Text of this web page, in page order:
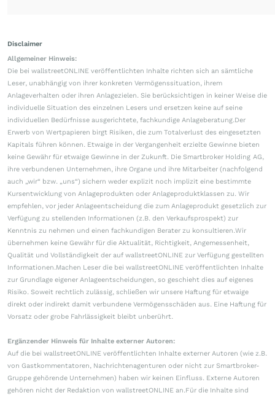
Disclaimer
Allgemeiner Hinweis:
Die bei wallstreetONLINE veröffentlichten Inhalte richten sich an sämtliche
Leser, unabhängig von ihrer konkreten Vermögenssituation, ihrem
Anlageverhalten oder ihren Anlagezielen. Sie berücksichtigen in keiner Weise die
individuelle Situation des einzelnen Lesers und ersetzen keine auf seine
individuellen Bedürfnisse ausgerichtete, fachkundige Anlageberatung.Der
Erwerb von Wertpapieren birgt Risiken, die zum Totalverlust des eingesetzten
Kapitals führen können. Etwaige in der Vergangenheit erzielte Gewinne bieten
keine Gewähr für etwaige Gewinne in der Zukunft. Die Smartbroker Holding AG,
ihre verbundenen Unternehmen, ihre Organe und ihre Mitarbeiter (nachfolgend
auch „wir“ bzw. „uns“) sichern weder explizit noch implizit eine bestimmte
Kursentwicklung von Anlageprodukten oder Anlageproduktklassen zu. Wir
empfehlen, vor jeder Anlageentscheidung die zum Anlageprodukt gesetzlich zur
Verfügung zu stellenden Informationen (z.B. den Verkaufsprospekt) zur
Kenntnis zu nehmen und einen fachkundigen Berater zu konsultieren.Wir
übernehmen keine Gewähr für die Aktualität, Richtigkeit, Angemessenheit,
Qualität und Vollständigkeit der auf wallstreetONLINE zur Verfügung gestellten
Informationen.Machen Leser die bei wallstreetONLINE veröffentlichten Inhalte
zur Grundlage eigener Anlageentscheidungen, so geschieht dies auf eigenes
Risiko. Soweit rechtlich zulässig, schließen wir unsere Haftung für etwaige
direkt oder indirekt damit verbundene Vermögensschäden aus. Eine Haftung für
Vorsatz oder grobe Fahrlässigkeit bleibt unberührt.
Ergänzender Hinweis für Inhalte externer Autoren:
Auf die bei wallstreetONLINE veröffentlichten Inhalte externer Autoren (wie z.B.
von Gastkommentatoren, Nachrichtenagenturen oder nicht zur Smartbroker-
Gruppe gehörende Unternehmen) haben wir keinen Einfluss. Externe Autoren
gehören nicht der Redaktion von wallstreetONLINE an.Für die Inhalte sind